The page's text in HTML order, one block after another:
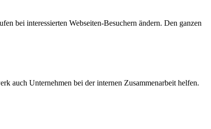
bei interessierten Webseiten-Besuchern ändern. Den ganzen
auch Unternehmen bei der internen Zusammenarbeit helfen.